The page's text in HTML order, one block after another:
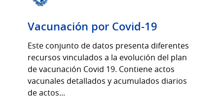
Vacunación por Covid-19
Este conjunto de datos presenta diferentes
recursos vinculados a la evolución del plan
de vacunación Covid 19. Contiene actos
vacunales detallados y acumulados diarios
de actos...